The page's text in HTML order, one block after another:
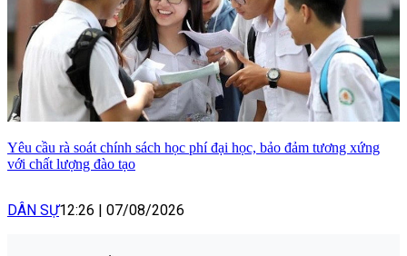
Yêu cầu rà soát chính sách học phí đại học, bảo đảm tương xứng
với chất lượng đào tạo
DÂN SỰ12:26 | 07/08/2026